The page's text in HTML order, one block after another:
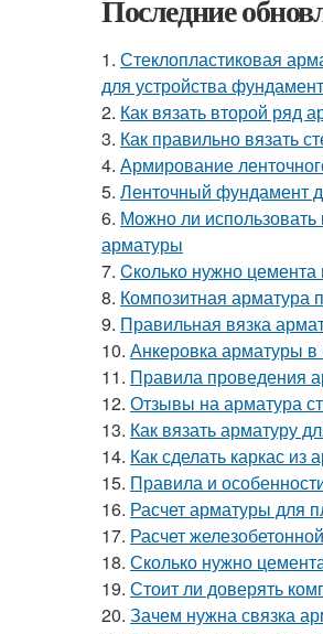
Последние
1. Стеклопластиковая
для устройства
2. Как вязать второй ряд
3. Как правильно вязать
4. Армирование
5. Ленточный фундамент
6. Можно ли
арматуры
7. Cколько нужно
8. Композитная арматура
9. Правильная вязка
10. Анкеровка арматуры
11. Правила проведения
12. Отзывы на арматура
13. Как вязать арматуру
14. Как сделать каркас
15. Правила и
16. Расчет арматуры для
17. Расчет
18. Сколько нужно
19. Стоит ли доверять
20. Зачем нужна связка